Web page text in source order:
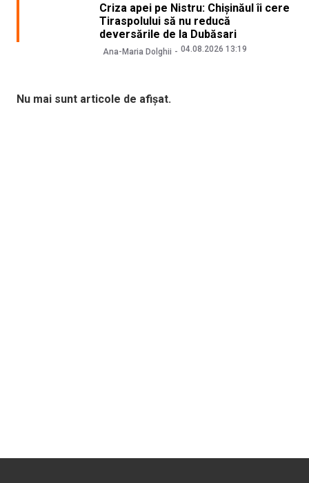
Criza apei pe Nistru: Chișinăul îi cere
Tiraspolului să nu reducă
deversările de la Dubăsari
Ana-Maria Dolghii 04.08.2026 13:19
Nu mai sunt articole de afișat.